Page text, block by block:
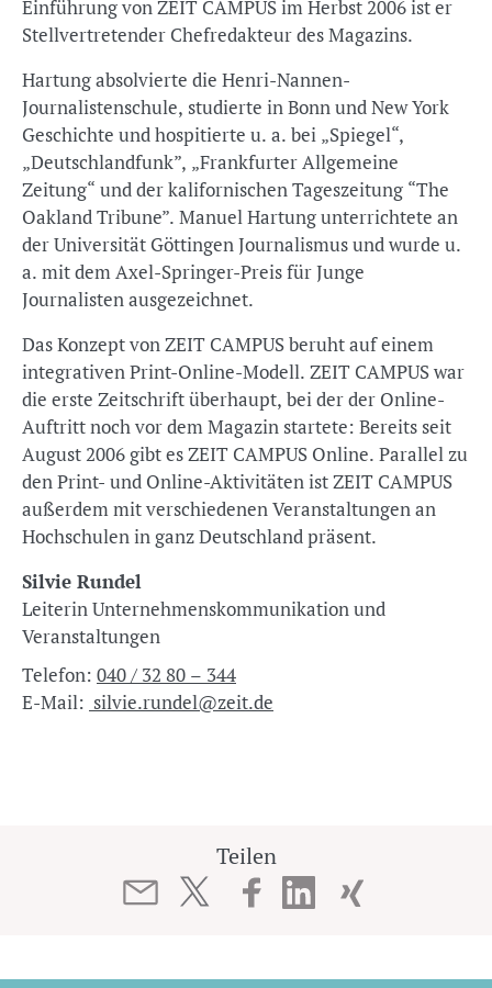
Einführung von ZEIT CAMPUS im Herbst 2006 ist er
Stellvertretender Chefredakteur des Magazins.
Hartung absolvierte die Henri-Nannen-
Journalistenschule, studierte in Bonn und New York
Geschichte und hospitierte u. a. bei „Spiegel“,
„Deutschlandfunk”, „Frankfurter Allgemeine
Zeitung“ und der kalifornischen Tageszeitung “The
Oakland Tribune”. Manuel Hartung unterrichtete an
der Universität Göttingen Journalismus und wurde u.
a. mit dem Axel-Springer-Preis für Junge
Journalisten ausgezeichnet.
Das Konzept von ZEIT CAMPUS beruht auf einem
integrativen Print-Online-Modell. ZEIT CAMPUS war
die erste Zeitschrift überhaupt, bei der der Online-
Auftritt noch vor dem Magazin startete: Bereits seit
August 2006 gibt es ZEIT CAMPUS Online. Parallel zu
den Print- und Online-Aktivitäten ist ZEIT CAMPUS
außerdem mit verschiedenen Veranstaltungen an
Hochschulen in ganz Deutschland präsent.
Silvie Rundel
Leiterin Unternehmenskommunikation und
Veranstaltungen
Telefon: 040 / 32 80 – 344
E-Mail: silvie.rundel@zeit.de
Teilen